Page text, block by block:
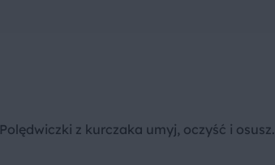
Polędwiczki z kurczaka umyj, oczyść i osusz.